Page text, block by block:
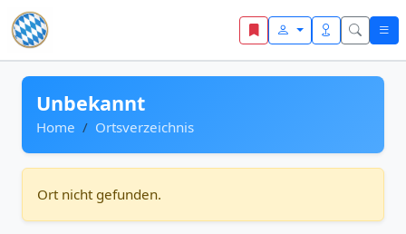
Zum Inhalt springen
Unbekannt
Home Ortsverzeichnis
Ort nicht gefunden.